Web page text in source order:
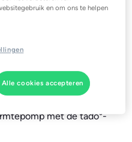
wordt eenvoudig met
via de
met de warmtepomp via
op de WiFi-router en
app op zijn/haar
met de tado°-
en om ons te helpen
Alle cookies accepteren